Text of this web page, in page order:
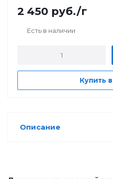
2 450 руб./г
Есть в наличии
Купить
Описание